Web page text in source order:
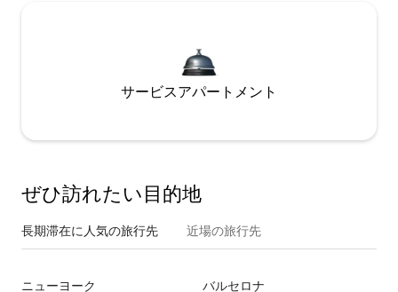
サービスアパートメント
ぜひ訪⁠れ⁠た⁠い目⁠的⁠地
長期滞在に人気の旅行先 近場の旅行先
ニューヨーク
バルセロナ